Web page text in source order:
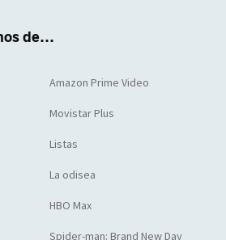
de...
Amazon Prime Video
Movistar Plus
Listas
La odisea
HBO Max
Spider-man: Brand New Day